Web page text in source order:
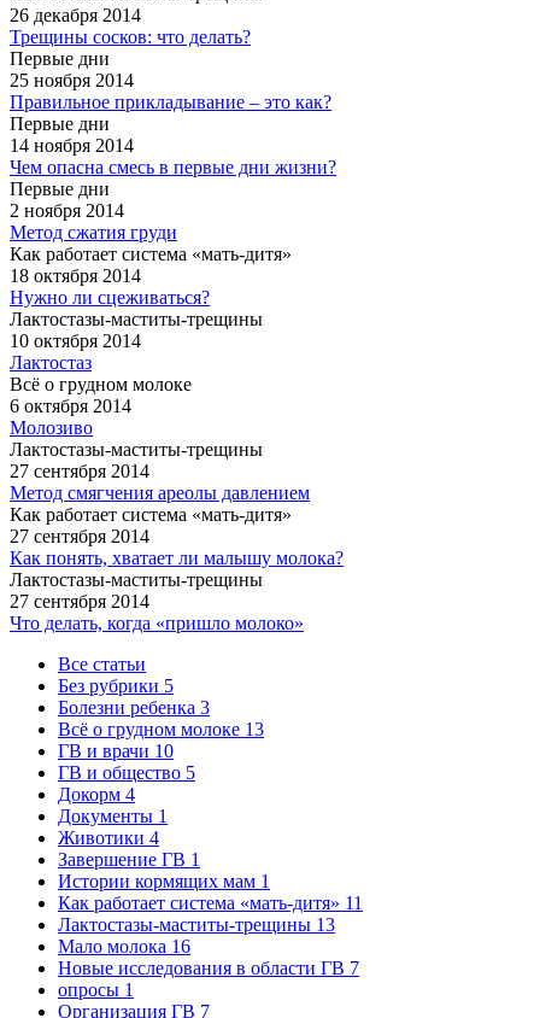
26 декабря 2014
Трещины сосков: что делать?
Первые дни
25 ноября 2014
Правильное прикладывание – это как?
Первые дни
14 ноября 2014
Чем опасна смесь в первые дни жизни?
Первые дни
2 ноября 2014
Метод сжатия груди
Как работает система «мать-дитя»
18 октября 2014
Нужно ли сцеживаться?
Лактостазы-маститы-трещины
10 октября 2014
Лактостаз
Всё о грудном молоке
6 октября 2014
Молозиво
Лактостазы-маститы-трещины
27 сентября 2014
Метод смягчения ареолы давлением
Как работает система «мать-дитя»
27 сентября 2014
Как понять, хватает ли малышу молока?
Лактостазы-маститы-трещины
27 сентября 2014
Что делать, когда «пришло молоко»
Все статьи
Без рубрики 5
Болезни ребенка 3
Всё о грудном молоке 13
ГВ и врачи 10
ГВ и общество 5
Докорм 4
Документы 1
Животики 4
Завершение ГВ 1
Истории кормящих мам 1
Как работает система «мать-дитя» 11
Лактостазы-маститы-трещины 13
Мало молока 16
Новые исследования в области ГВ 7
опросы 1
Организация ГВ 7